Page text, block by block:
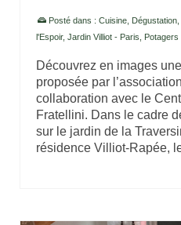
Posté dans : Cuisine Dégustation
l'Espoir, Jardin Villiot - Paris
Découvrez en images
proposée par
collaboration avec le
Fratellini. Dans le cadre
sur le jardin de la
résidence Villiot-Rapée,